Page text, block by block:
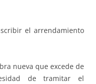
el arrendamiento
nueva que excede de
de tramitar el